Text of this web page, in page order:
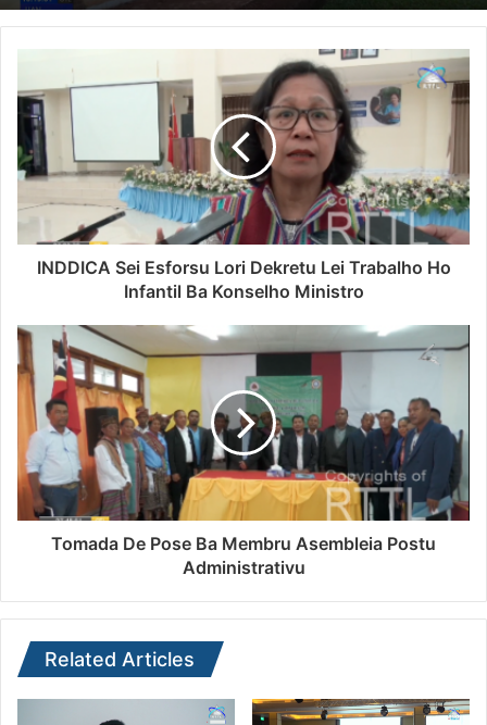
INDDICA Sei Esforsu Lori Dekretu Lei Trabalho Ho
Infantil Ba Konselho Ministro
Tomada De Pose Ba Membru Asembleia Postu
Administrativu
Related Articles